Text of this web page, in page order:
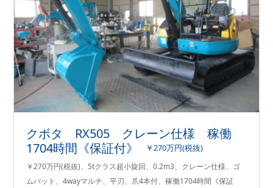
クボタ RX505 クレーン仕様 稼働
1704時間《保証付》
￥270万円(税抜)
￥270万円(税抜)、5tクラス超小旋回、0.2m3、クレーン仕様、ゴ
ムパット、4wayマルチ、平刃、爪4本付、稼働1704時間《保証